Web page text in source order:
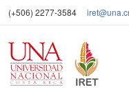
(+506) 2277-3584